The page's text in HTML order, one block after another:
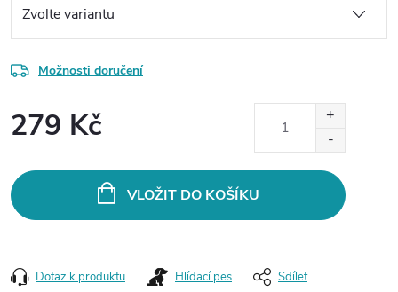
Možnosti doručení
279 Kč
VLOŽIT DO KOŠÍKU
Dotaz k produktu Hlídací pes Sdílet